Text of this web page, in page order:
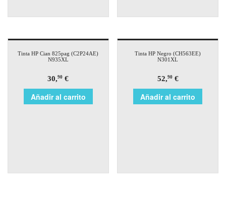
Tinta HP Cian 825pag (C2P24AE)
N935XL
30,90 €
Añadir al carrito
Tinta HP Negro (CH563EE)
N301XL
52,90€
Añadir al carrito